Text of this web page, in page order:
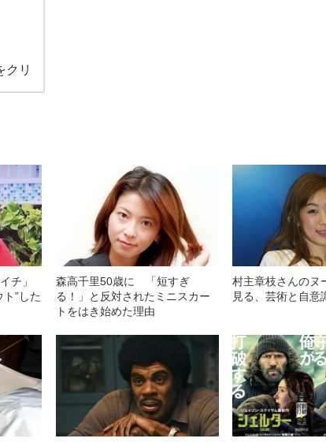
クリ
チ」
”した
森高千里50歳に 「短すぎ
る！」と反対されたミニスカー
トをはき始めた理由
村主章枝さんのヌ
見る、芸術と自意